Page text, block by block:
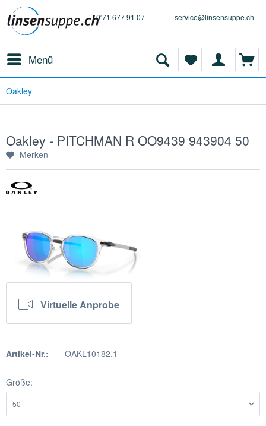
0 71 677 91 07 service@linsensuppe.ch
Menü
Oakley
Oakley - PITCHMAN R OO9439 943904 50
Merken
Virtuelle Anprobe
Artikel-Nr.: OAKL10182.1
Größe: